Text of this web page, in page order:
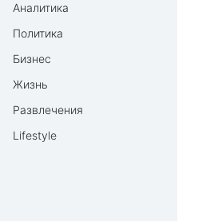
Аналитика
Политика
Бизнес
Жизнь
Развлечения
Lifestyle